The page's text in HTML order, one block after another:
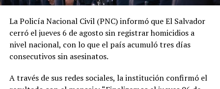
La tendencia también se mantiene durante 2026. En lo
que va del año, las autoridades reportan 185 días sin
homicidios, mientras que 2025 también cerró con
La Policía Nacional Civil (PNC) informó que El Salvador
cerró el jueves 6 de agosto sin registrar homicidios a
nivel nacional, con lo que el país acumuló tres días
consecutivos sin asesinatos.
A través de sus redes sociales, la institución confirmó el